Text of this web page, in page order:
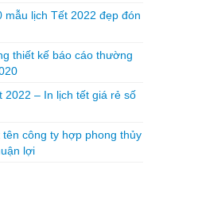
mẫu lịch Tết 2022 đẹp đón
thiết kế báo cáo thường
2022 – In lịch tết giá rẻ số
công ty hợp phong thủy
lợi